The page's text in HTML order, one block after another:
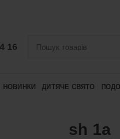
16
НОВИНКИ ДИТЯЧЕ СВЯТО
sh 1a